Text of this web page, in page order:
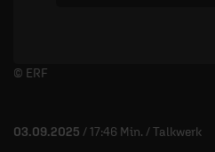
PODCASTS
Player starten/anhalten
© ERF
03.09.2025 / 17:46 Min. / Talkwerk